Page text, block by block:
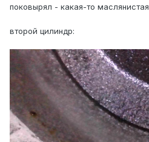
поковырял - какая-то
второй цилиндр: